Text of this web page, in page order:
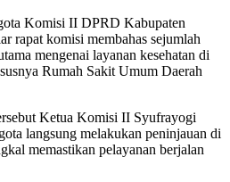
Komisi II DPRD Kabupaten
rapat komisi membahas sejumlah
mengenai layanan kesehatan di
Rumah Sakit Umum Daerah
Ketua Komisi II Syufrayogi
langsung melakukan peninjauan di
memastikan pelayanan berjalan